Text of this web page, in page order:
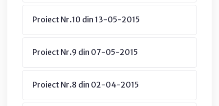
Proiect Nr.10 din 13-05-2015
Proiect Nr.9 din 07-05-2015
Proiect Nr.8 din 02-04-2015